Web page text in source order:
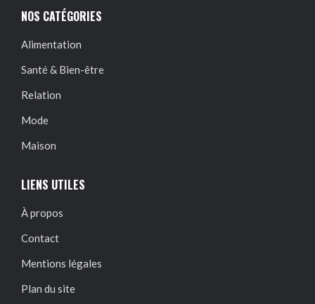
NOS CATÉGORIES
Alimentation
Santé & Bien-être
Relation
Mode
Maison
LIENS UTILES
À propos
Contact
Mentions légales
Plan du site